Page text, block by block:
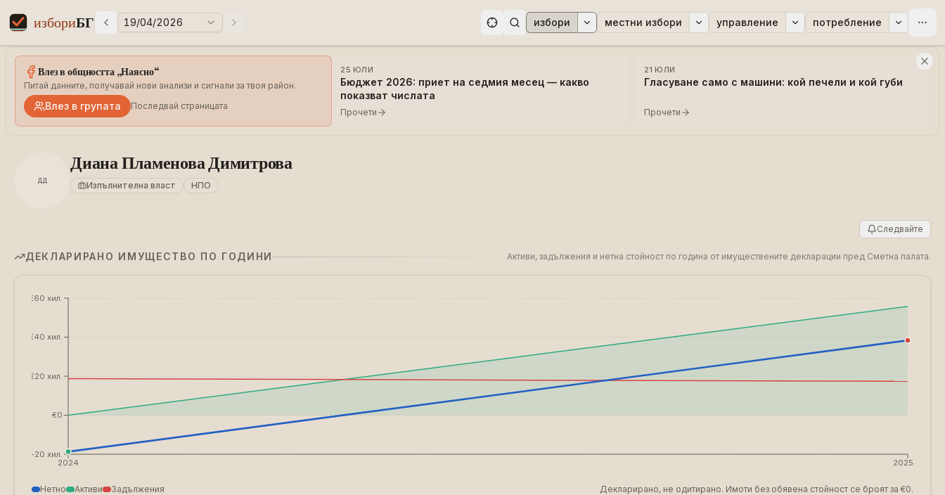
Elections in Bulgaria data statistics
избориБГ Предни избори
19/04/2026 Следващи избори избори местни избори управление потребление
Влез в общността „Наясно“
Питай данните, получавай нови анализи и сигнали за твоя район.
Влез в групата Последвай страницата
25 ЮЛИ
Бюджет 2026: приет на седмия месец — какво
показват числата
Прочети
21 ЮЛИ
Гласуване само с машини: кой печели и кой губи
Прочети
ДД
Диана Пламенова Димитрова
Изпълнителна власт НПО
Следвайте
ДЕКЛАРИРАНО ИМУЩЕСТВО ПО ГОДИНИ Активи, задължения и нетна стойност по година от имуществените декларации пред Сметна палата.
2024 2025
€-20 хил.
€0
€20 хил.
€40 хил.
€60 хил.
Нетно Активи Задължения Декларирано, не одитирано. Имоти без обявена стойност се броят за €0.